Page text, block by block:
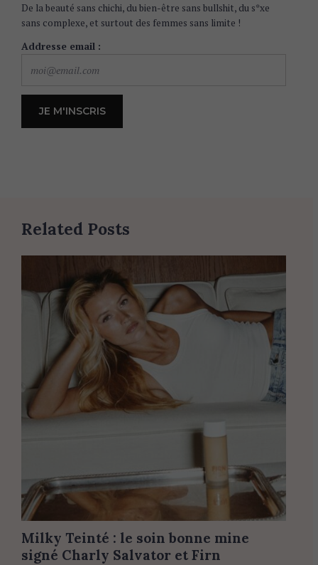
De la beauté sans chichi, du bien-être sans bullshit, du s*xe
sans complexe, et surtout des femmes sans limite !
Addresse email :
Related Posts
Milky Teinté : le soin bonne mine
signé Charly Salvator et Firn